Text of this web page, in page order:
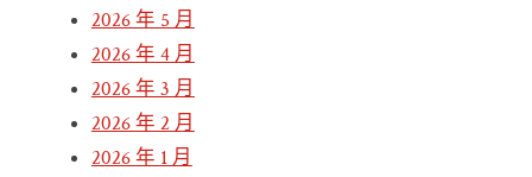
2026 年 5 月
2026 年 4 月
2026 年 3 月
2026 年 2 月
2026 年 1 月